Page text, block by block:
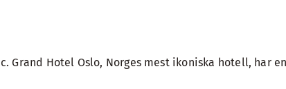
Grand Hotel Oslo, Norges mest ikoniska hotell, har